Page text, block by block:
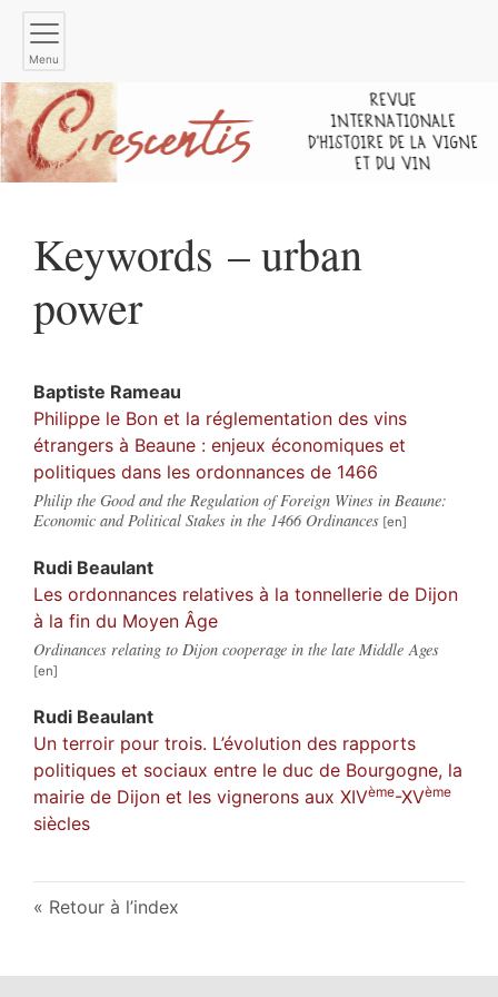
Menu
Keywords – urban
power
Baptiste Rameau
Philippe le Bon et la réglementation des vins
étrangers à Beaune : enjeux économiques et
politiques dans les ordonnances de 1466
Philip the Good and the Regulation of Foreign Wines in Beaune:
Economic and Political Stakes in the 1466 Ordinances
Rudi Beaulant
Les ordonnances relatives à la tonnellerie de Dijon
à la fin du Moyen Âge
Ordinances relating to Dijon cooperage in the late Middle Ages
Rudi Beaulant
Un terroir pour trois. L’évolution des rapports
politiques et sociaux entre le duc de Bourgogne, la
mairie de Dijon et les vignerons aux XIVème-XVème
siècles
Retour à l’index